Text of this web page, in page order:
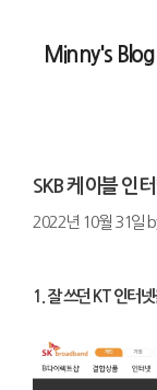
Minny's Blog
SKB 케이블 인
2022년 10월 31일
1. 잘 쓰던 KT 인터